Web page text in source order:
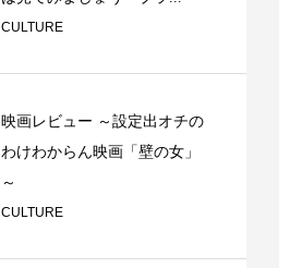
CULTURE
映画レビュー ～設定出オチの
わけわからん映画「壁の女」
～
CULTURE